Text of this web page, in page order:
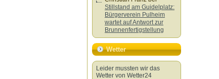
Stillstand am Guidelplatz:
Bürgerverein Pulheim
wartet auf Antwort zur
Brunnenfertigstellung
Wetter
Leider mussten wir das
Wetter von Wetter24